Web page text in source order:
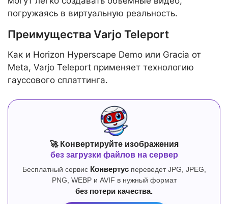
погружаясь в виртуальную реальность.
Преимущества Varjo Teleport
Как и Horizon Hyperscape Demo или Gracia от
Meta, Varjo Teleport применяет технологию
гауссового сплаттинга.
🚀 Конвертируйте изображения
без загрузки файлов на сервер
Бесплатный сервис Конвертуспереведет JPG, JPEG,
PNG, WEBP и AVIF в нужный формат
без потери качества.